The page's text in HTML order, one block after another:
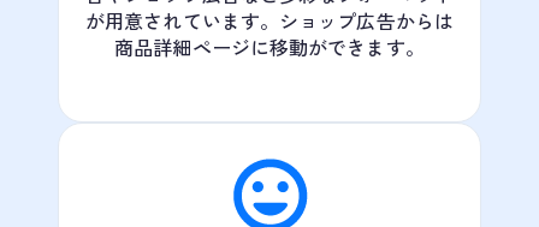
が用意されています。ショップ広告からは
商品詳細ページに移動ができます。